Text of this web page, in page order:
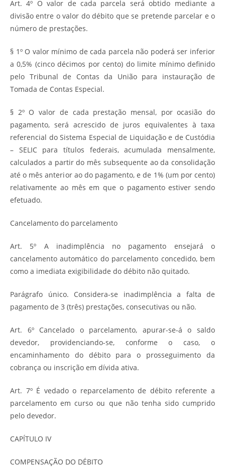
Art. 4º O valor de cada parcela será obtido mediante a
divisão entre o valor do débito que se pretende parcelar e o
número de prestações.
§ 1º O valor mínimo de cada parcela não poderá ser inferior
a 0,5% (cinco décimos por cento) do limite mínimo definido
pelo Tribunal de Contas da União para instauração de
Tomada de Contas Especial.
§ 2º O valor de cada prestação mensal, por ocasião do
pagamento, será acrescido de juros equivalentes à taxa
referencial do Sistema Especial de Liquidação e de Custódia
– SELIC para títulos federais, acumulada mensalmente,
calculados a partir do mês subsequente ao da consolidação
até o mês anterior ao do pagamento, e de 1% (um por cento)
relativamente ao mês em que o pagamento estiver sendo
efetuado.
Cancelamento do parcelamento
Art. 5º A inadimplência no pagamento ensejará o
cancelamento automático do parcelamento concedido, bem
como a imediata exigibilidade do débito não quitado.
Parágrafo único. Considera-se inadimplência a falta de
pagamento de 3 (três) prestações, consecutivas ou não.
Art. 6º Cancelado o parcelamento, apurar-se-á o saldo
devedor, providenciando-se, conforme o caso, o
encaminhamento do débito para o prosseguimento da
cobrança ou inscrição em dívida ativa.
Art. 7º É vedado o reparcelamento de débito referente a
parcelamento em curso ou que não tenha sido cumprido
pelo devedor.
CAPÍTULO IV
COMPENSAÇÃO DO DÉBITO